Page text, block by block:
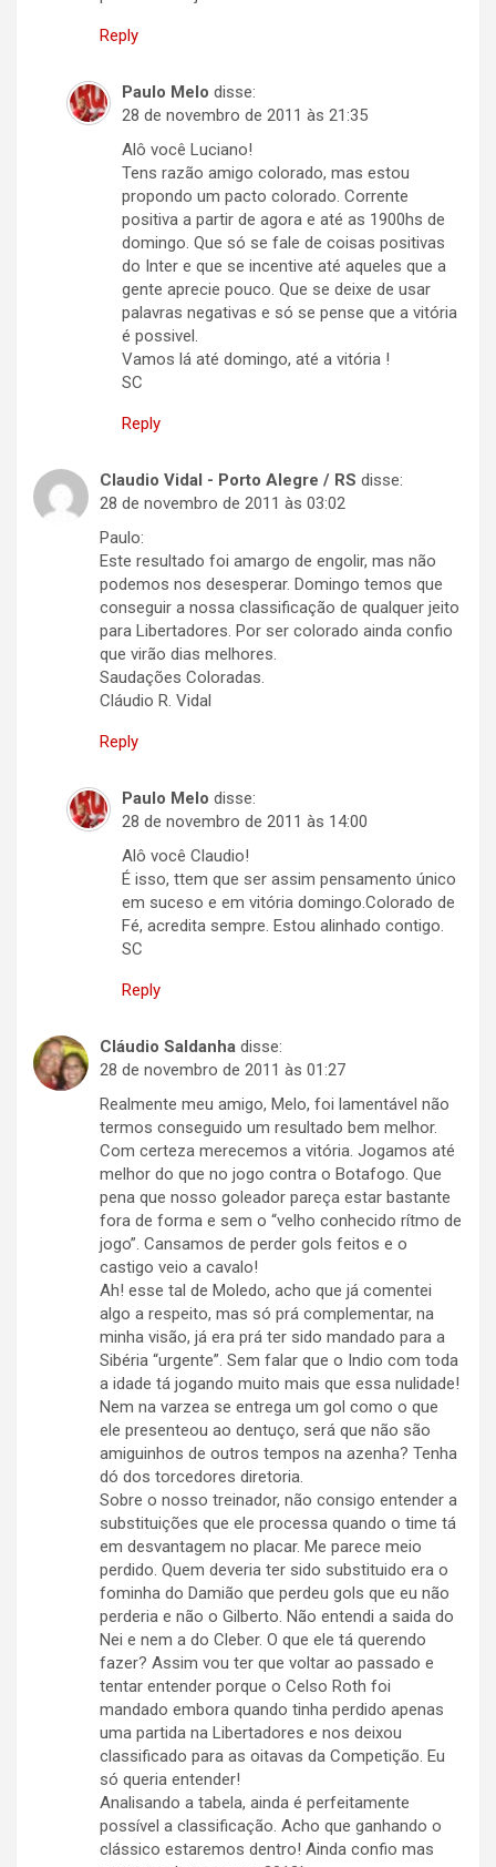
Reply
Paulo Melo disse:
28 de novembro de 2011 às 21:35
Alô você Luciano!
Tens razão amigo colorado, mas estou
propondo um pacto colorado. Corrente
positiva a partir de agora e até as 1900hs de
domingo. Que só se fale de coisas positivas
do Inter e que se incentive até aqueles que a
gente aprecie pouco. Que se deixe de usar
palavras negativas e só se pense que a vitória
é possivel.
Vamos lá até domingo, até a vitória !
SC
Reply
Claudio Vidal - Porto Alegre / RS disse:
28 de novembro de 2011 às 03:02
Paulo:
Este resultado foi amargo de engolir, mas não
podemos nos desesperar. Domingo temos que
conseguir a nossa classificação de qualquer jeito
para Libertadores. Por ser colorado ainda confio
que virão dias melhores.
Saudações Coloradas.
Cláudio R. Vidal
Reply
Paulo Melo disse:
28 de novembro de 2011 às 14:00
Alô você Claudio!
É isso, ttem que ser assim pensamento único
em suceso e em vitória domingo.Colorado de
Fé, acredita sempre. Estou alinhado contigo.
SC
Reply
Cláudio Saldanha disse:
28 de novembro de 2011 às 01:27
Realmente meu amigo, Melo, foi lamentável não
termos conseguido um resultado bem melhor.
Com certeza merecemos a vitória. Jogamos até
melhor do que no jogo contra o Botafogo. Que
pena que nosso goleador pareça estar bastante
fora de forma e sem o “velho conhecido rítmo de
jogo”. Cansamos de perder gols feitos e o
castigo veio a cavalo!
Ah! esse tal de Moledo, acho que já comentei
algo a respeito, mas só prá complementar, na
minha visão, já era prá ter sido mandado para a
Sibéria “urgente”. Sem falar que o Indio com toda
a idade tá jogando muito mais que essa nulidade!
Nem na varzea se entrega um gol como o que
ele presenteou ao dentuço, será que não são
amiguinhos de outros tempos na azenha? Tenha
dó dos torcedores diretoria.
Sobre o nosso treinador, não consigo entender a
substituições que ele processa quando o time tá
em desvantagem no placar. Me parece meio
perdido. Quem deveria ter sido substituido era o
fominha do Damião que perdeu gols que eu não
perderia e não o Gilberto. Não entendi a saida do
Nei e nem a do Cleber. O que ele tá querendo
fazer? Assim vou ter que voltar ao passado e
tentar entender porque o Celso Roth foi
mandado embora quando tinha perdido apenas
uma partida na Libertadores e nos deixou
classificado para as oitavas da Competição. Eu
só queria entender!
Analisando a tabela, ainda é perfeitamente
possível a classificação. Acho que ganhando o
clássico estaremos dentro! Ainda confio mas